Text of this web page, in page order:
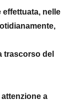
effettuata, nelle
trascorso del
a